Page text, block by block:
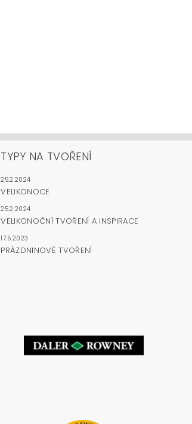
TYPY NA TVOŘENÍ
25.2.2024
VELIKONOCE
25.2.2024
VELIKONOČNÍ TVOŘENÍ A INSPIRACE
17.5.2023
PRÁZDNINOVÉ TVOŘENÍ